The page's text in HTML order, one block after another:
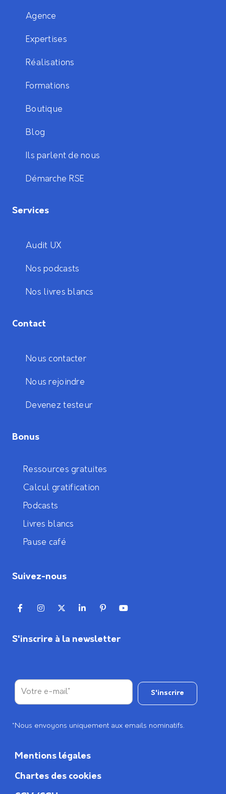
Agence
Expertises
Réalisations
Formations
Boutique
Blog
Ils parlent de nous
Démarche RSE
Services
Audit UX
Nos podcasts
Nos livres blancs
Contact
Nous contacter
Nous rejoindre
Devenez testeur
Bonus
Ressources gratuites
Calcul gratification
Podcasts
Livres blancs
Pause café
Suivez-nous
S'inscrire à la newsletter
*Nous envoyons uniquement aux emails nominatifs.
Mentions légales
Chartes des cookies